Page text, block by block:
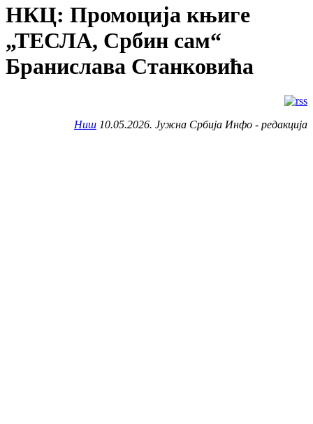
НКЦ: Промоција књиге
„ТЕСЛА, Србин сам“
Бранислава Станковића
Ниш 10.05.2026. Јужна Србија Инфо - редакција